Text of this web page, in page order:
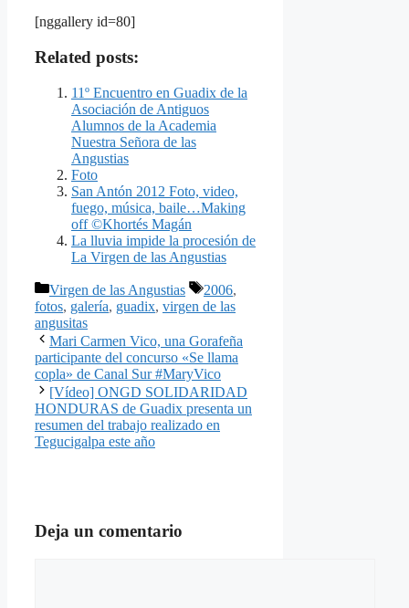
[nggallery id=80]
Related posts:
11º Encuentro en Guadix de la
Asociación de Antiguos
Alumnos de la Academia
Nuestra Señora de las
Angustias
Foto
San Antón 2012 Foto, video,
fuego, música, baile…Making
off ©Khortés Magán
La lluvia impide la procesión de
La Virgen de las Angustias
Categorías
Virgen de las Angustias Etiquetas
2006,
fotos, galería, guadix, virgen de las
angusitas
Mari Carmen Vico, una Gorafeña
participante del concurso «Se llama
copla» de Canal Sur #MaryVico
[Vídeo] ONGD SOLIDARIDAD
HONDURAS de Guadix presenta un
resumen del trabajo realizado en
Tegucigalpa este año
Deja un comentario